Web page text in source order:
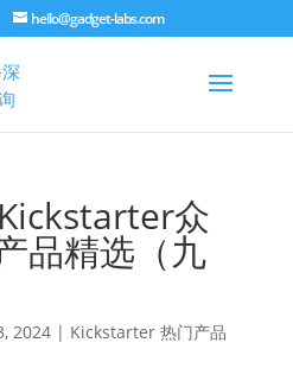
hello@gadget-labs.com
众
品精选（九
2024| Kickstarter 热门产品